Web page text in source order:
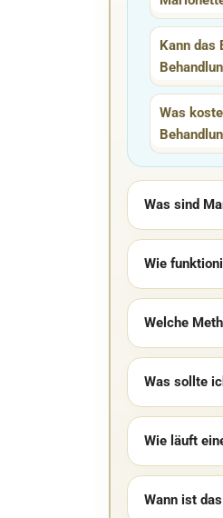
Kann das
Was
Was sind
Wie
Welche
Was sollte
Wie läuft
Wann ist